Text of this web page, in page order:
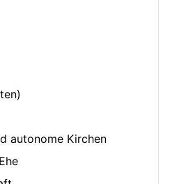
Bischof von Białystok und
Schemaarchimandrit
Stuttgart
Kirche
Kirche im Ausland
autonome Kirchen